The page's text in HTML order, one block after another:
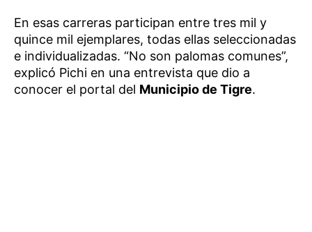
En esas carreras participan entre tres mil y
quince mil ejemplares, todas ellas seleccionadas
e individualizadas. “No son palomas comunes”,
explicó Pichi en una entrevista que dio a
conocer el portal del Municipio de Tigre.